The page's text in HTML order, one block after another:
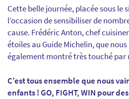
Cette belle journée, placée sous le
l’occasion de sensibiliser de
cause. Frédéric Anton, chef
étoiles au Guide Michelin, que nous
également montré très touché
C’est tous ensemble que nous
enfants ! GO, FIGHT, WIN pour